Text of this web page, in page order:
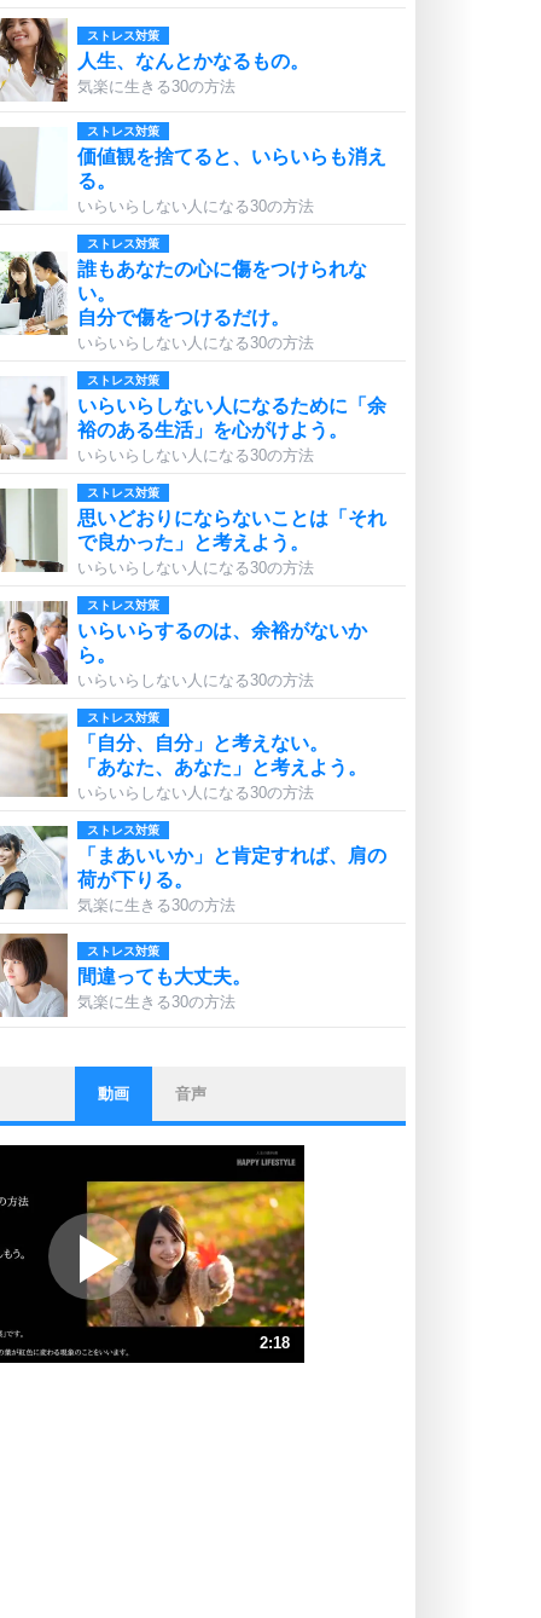
ストレス対策
人生、なんとかなるもの。
気楽に生きる30の方法
ストレス対策
価値観を捨てると、いらいらも消え
る。
いらいらしない人になる30の方法
ストレス対策
誰もあなたの心に傷をつけられな
い。
自分で傷をつけるだけ。
いらいらしない人になる30の方法
ストレス対策
いらいらしない人になるために「余
裕のある生活」を心がけよう。
いらいらしない人になる30の方法
ストレス対策
思いどおりにならないことは「それ
で良かった」と考えよう。
いらいらしない人になる30の方法
ストレス対策
いらいらするのは、余裕がないか
ら。
いらいらしない人になる30の方法
ストレス対策
「自分、自分」と考えない。
「あなた、あなた」と考えよう。
いらいらしない人になる30の方法
ストレス対策
「まあいいか」と肯定すれば、肩の
荷が下りる。
気楽に生きる30の方法
ストレス対策
間違っても大丈夫。
気楽に生きる30の方法
ストレス対策
他人と比べない。
いっそのこと、他人を見ない。
プラス思考
ポジティブになれない原因は、行動
しないから。
ポジティブ思考になる30の方法
ストレス対策
人生、なんとかなるもの。
動画 音声
2:18